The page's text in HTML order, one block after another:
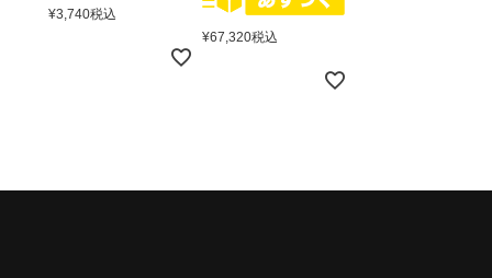
¥3,740税込
¥67,320税込